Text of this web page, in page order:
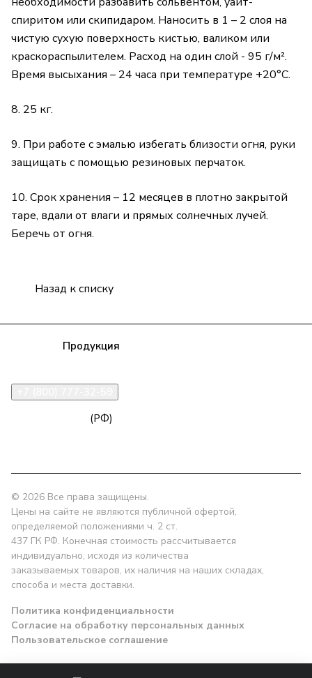
спиритом или скипидаром. Наносить в 1 – 2 слоя на
чистую сухую поверхность кистью, валиком или
краскораспылителем. Расход на один слой - 95 г/м².
Время высыхания – 24 часа при температуре +20°С.
8. 25 кг.
9. При работе с эмалью избегать близости огня, руки
защищать с помощью резиновых перчаток.
10. Срок хранения – 12 месяцев в плотно закрытой
таре, вдали от влаги и прямых солнечных лучей.
Беречь от огня.
Назад к списку
Продукция
(РФ)
© 2026 Все права защищены.
Цены на сайте не являются публичной офертой,
определяемой положениями ч. 2 ст.
437 ГК РФ. Конечная стоимость рассчитывается
индивидуально, исходя из количества
заказываемых товаров, их наличия на наших складах,
способа и места доставки.
Политика конфиденциальности
Согласие на обработку персональных данных
Пользовательское соглашение